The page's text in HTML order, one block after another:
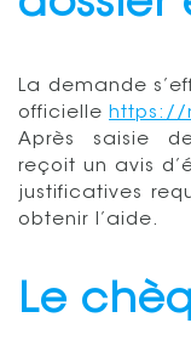
La demande
officielle https://
Après saisie
reçoit un avis
justificatives
obtenir l’aide.
Le